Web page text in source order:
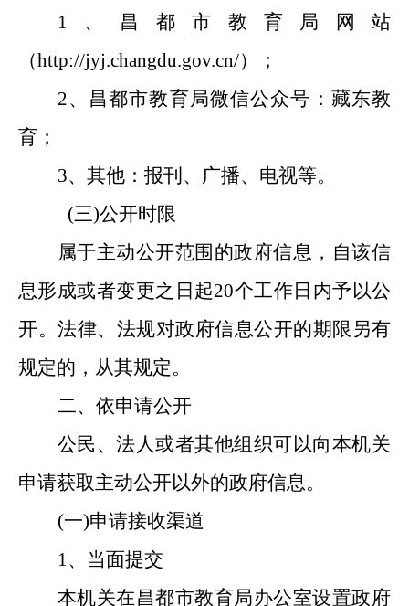
1 、昌都市教育局网站
（http://jyj.changdu.gov.cn/）
；
2、昌都市教育局微信公众号：藏东教
育；
3、其他：报刊、广播、电视等。
(三)公开时限
属于主动公开范围的政府信息，自该信
息形成或者变更之日起20个工作日内予以公
开。法律、法规对政府信息公开的期限另有
规定的，从其规定。
二、依申请公开
公民、法人或者其他组织可以向本机关
申请获取主动公开以外的政府信息。
(一)申请接收渠道
1、当面提交
本机关在昌都市教育局办公室设置政府